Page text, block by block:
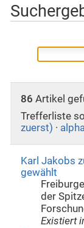
86 Artikel
Trefferliste
zuerst) ·
Karl Jakobs
gewählt
der
Existiert